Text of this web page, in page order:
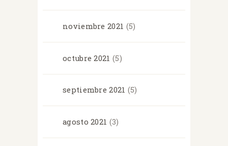
noviembre2021 (5)
octubre2021 (5)
septiembre2021 (5)
agosto2021 (3)